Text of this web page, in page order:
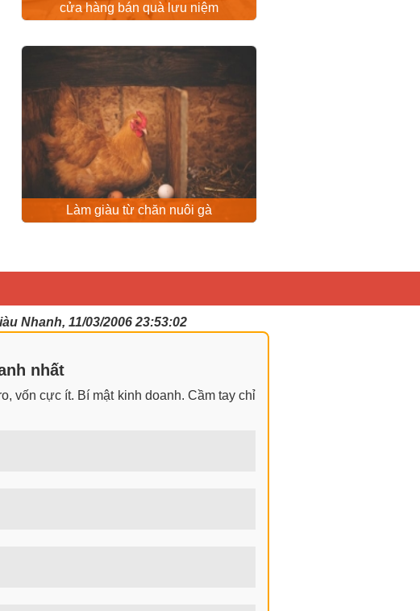
cửa hàng bán quà lưu niệm
Làm giàu từ chăn nuôi gà
Nhanh, 11/03/2006 23:53:02
nhất
vốn cực ít. Bí mật kinh doanh. Cầm tay chỉ